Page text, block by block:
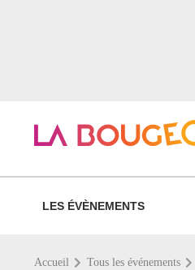
LES ÉVÈNEMENTS
Accueil Tous les événements